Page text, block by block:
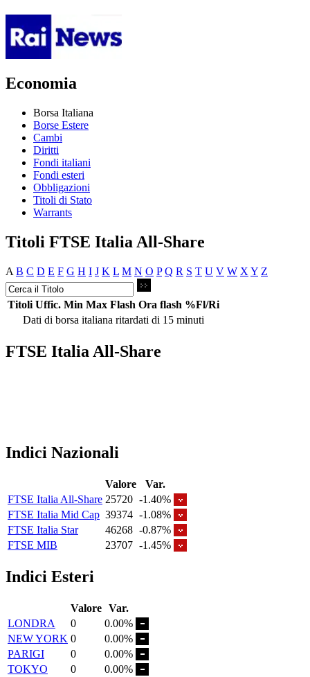
Economia
Borsa Italiana
Borse Estere
Cambi
Diritti
Fondi italiani
Fondi esteri
Obbligazioni
Titoli di Stato
Warrants
Titoli FTSE Italia All-Share
A B C D E F G H I J K L M N O P Q R S T U V W X Y Z
Titoli Uffic. Min Max Flash Ora flash %Fl/Ri
Dati di borsa italiana ritardati di 15 minuti
FTSE Italia All-Share
Indici Nazionali
Valore
Var.
FTSE Italia All-Share 25720 -1.40%
FTSE Italia Mid Cap 39374 -1.08%
FTSE Italia Star
46268 -0.87%
FTSE MIB
23707 -1.45%
Indici Esteri
Valore Var.
LONDRA
0
0.00%
NEW YORK 0
0.00%
PARIGI
0
0.00%
TOKYO
0
0.00%